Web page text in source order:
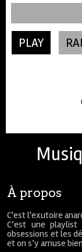
PLAY
À propos
C'est l'exutoire
C’est une
obsessions et les
et on s’y amuse